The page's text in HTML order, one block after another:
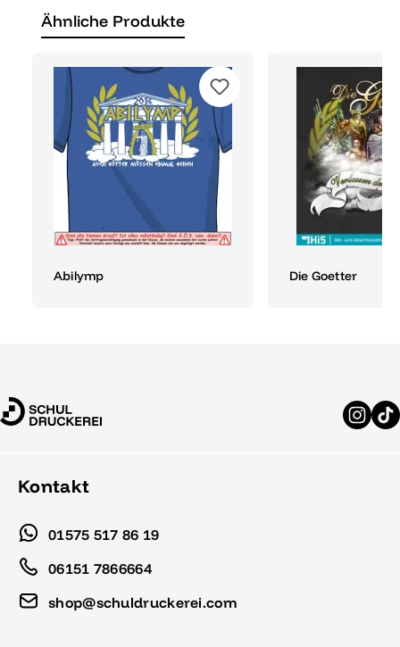
Ähnliche Produkte
Abilymp Die Goetter
Kontakt
01575 517 86 19
06151 7866664
shop@schuldruckerei.com